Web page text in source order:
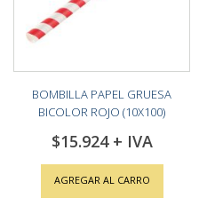
BOMBILLA PAPEL GRUESA
BICOLOR ROJO (10X100)
$15.924
AGREGAR AL CARRO